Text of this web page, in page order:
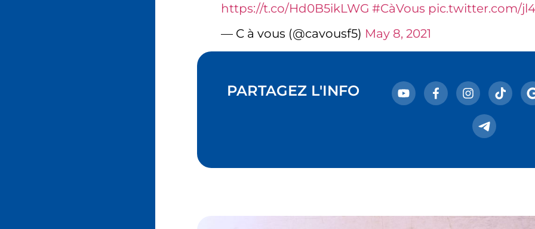
https://t.co/Hd0B5ikLWG #CàVous pic.twitter.com/
— C à vous (@cavousf5) May 8, 2021
PARTAGEZ L'INFO